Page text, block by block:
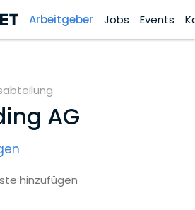
Arbeitgeber Jobs Events
AG
hinzufügen